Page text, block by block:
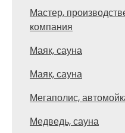
Мастер,
компания
Маяк, сауна
Маяк, сауна
Мегаполис,
Медведь, сауна